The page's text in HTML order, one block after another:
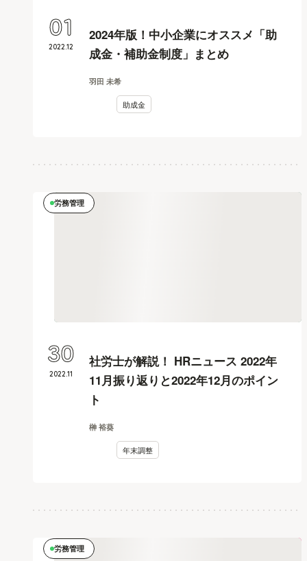
2024年版！中小企業にオススメ「助
成金・補助金制度」まとめ
羽田 未希
助成金
2022.12
01
労務管理
社労士が解説！ HRニュース 2022年
11月振り返りと2022年12月のポイン
ト
榊 裕葵
年末調整
2022.11
30
労務管理